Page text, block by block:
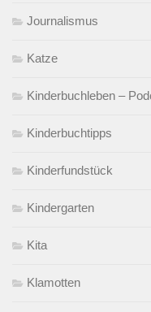
Journalismus
Katze
Kinderbuchleben –
Kinderbuchtipps
Kinderfundstück
Kindergarten
Kita
Klamotten